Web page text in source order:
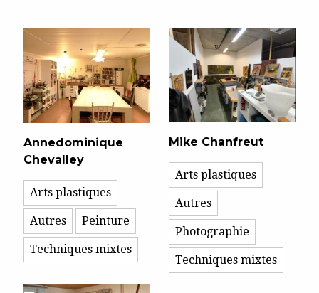
Annedominique
Chevalley
Arts plastiques
Autres Peinture
Techniques mixtes
Mike Chanfreut
Arts plastiques
Autres
Photographie
Techniques mixtes